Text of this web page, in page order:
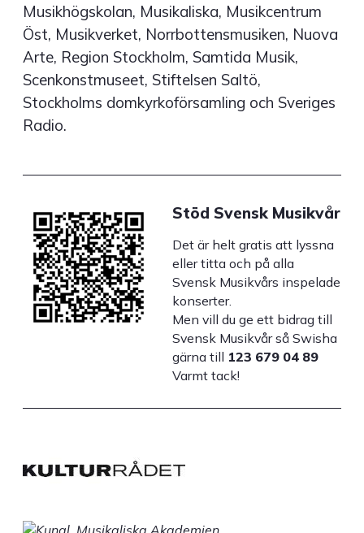
Musikhögskolan, Musikaliska, Musikcentrum
Öst, Musikverket, Norrbottensmusiken, Nuova
Arte, Region Stockholm, Samtida Musik,
Scenkonstmuseet, Stiftelsen Saltö,
Stockholms domkyrkoförsamling och Sveriges
Radio.
Stöd Svensk Musikvår
Det är helt gratis att lyssna
eller titta och på alla
Svensk Musikvårs inspelade
konserter.
Men vill du ge ett bidrag till
Svensk Musikvår så Swisha
gärna till 123 679 04 89
Varmt tack!